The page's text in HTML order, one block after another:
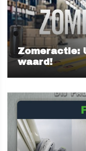
Zomeractie:
waard!